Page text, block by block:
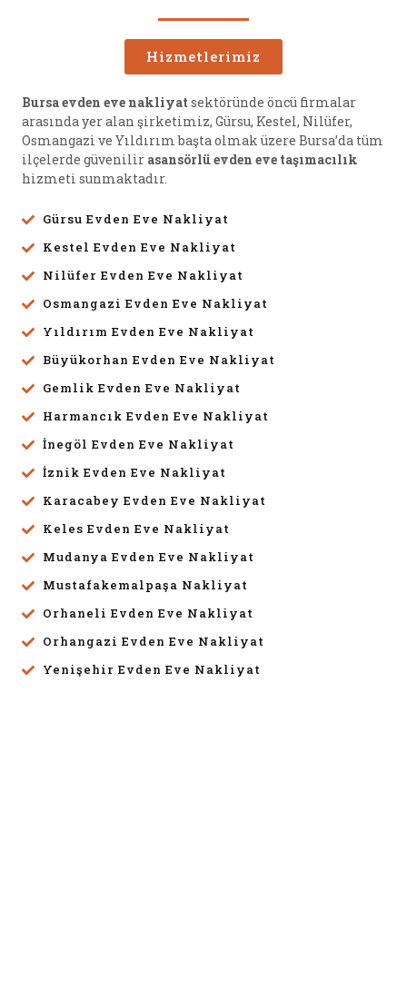
Hizmetlerimiz
Bursa evden eve nakliyat sektöründe öncü firmalar
arasında yer alan şirketimiz, Gürsu, Kestel, Nilüfer,
Osmangazi ve Yıldırım başta olmak üzere Bursa’da tüm
ilçelerde güvenilir asansörlü evden eve taşımacılık
hizmeti sunmaktadır.
Gürsu Evden Eve Nakliyat
Kestel Evden Eve Nakliyat
Nilüfer Evden Eve Nakliyat
Osmangazi Evden Eve Nakliyat
Yıldırım Evden Eve Nakliyat
Büyükorhan Evden Eve Nakliyat
Gemlik Evden Eve Nakliyat
Harmancık Evden Eve Nakliyat
İnegöl Evden Eve Nakliyat
İznik Evden Eve Nakliyat
Karacabey Evden Eve Nakliyat
Keles Evden Eve Nakliyat
Mudanya Evden Eve Nakliyat
Mustafakemalpaşa Nakliyat
Orhaneli Evden Eve Nakliyat
Orhangazi Evden Eve Nakliyat
Yenişehir Evden Eve Nakliyat